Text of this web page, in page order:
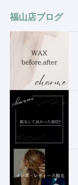
福山店ブログ